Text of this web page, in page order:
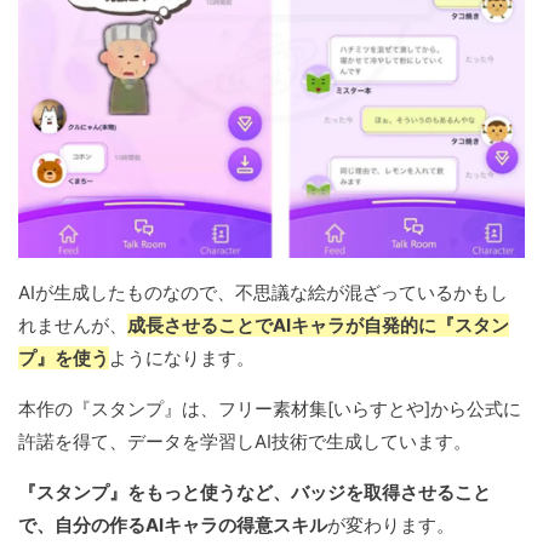
AIが生成したものなので、不思議な絵が混ざっているかもし
れませんが、 成長させることでAIキャラが自発的に『スタン
プ』を使う ようになります。
本作の『スタンプ』は、フリー素材集[いらすとや]から公式に
許諾を得て、データを学習しAI技術で生成しています。
『スタンプ』をもっと使うなど、バッジを取得させること
で、自分の作るAIキャラの得意スキルが変わります。